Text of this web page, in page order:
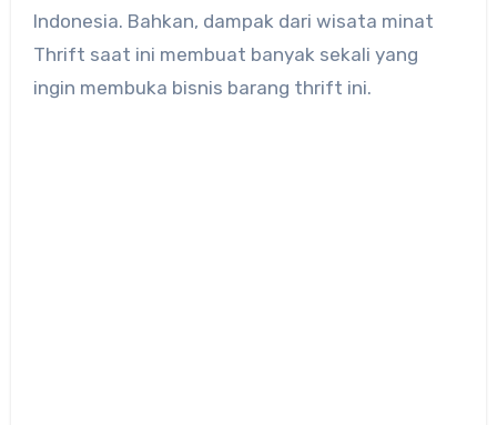
Indonesia. Bahkan, dampak dari wisata minat
Thrift saat ini membuat banyak sekali yang
ingin membuka bisnis barang thrift ini.